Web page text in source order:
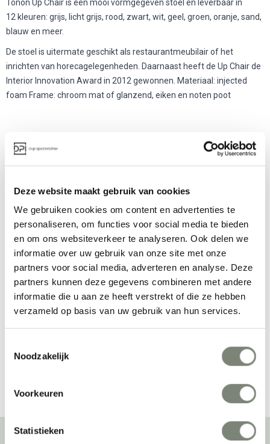
Deze website maakt gebruik van cookies
We gebruiken cookies om content en advertenties te
personaliseren, om functies voor social media te bieden
en om ons websiteverkeer te analyseren. Ook delen we
informatie over uw gebruik van onze site met onze
partners voor social media, adverteren en analyse. Deze
partners kunnen deze gegevens combineren met andere
informatie die u aan ze heeft verstrekt of die ze hebben
verzameld op basis van uw gebruik van hun services.
Noodzakelijk
Voorkeuren
Statistieken
Tonon Up Chair is een mooi vormgegeven stoel en leverbaar in
12 kleuren: grijs, licht grijs, rood, zwart, wit, geel, groen, oranje, sand,
blauw en meer.
De stoel is uitermate geschikt als restaurantmeubilair of het
inrichten van horecagelegenheden. Daarnaast heeft de Up Chair de
Interior Innovation Award in 2012 gewonnen. Materiaal: injected
foam Frame: chroom mat of glanzend, eiken en noten poot
Meer producten van Tonon
Tonon For Us Bank
Vanaf € Vanaf €€